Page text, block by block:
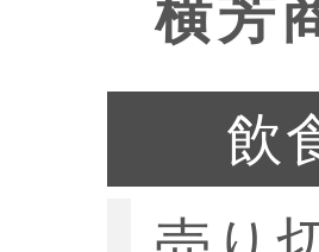
横芳
飲